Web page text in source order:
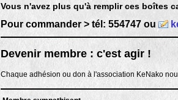
Vous n'avez plus qu'à remplir ces boîtes
Pour commander > tél: 554747 ou
Devenir membre : c'est agir !
Chaque adhésion ou don à l'association KeNako